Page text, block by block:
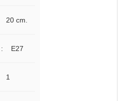
20 cm.
E27
1